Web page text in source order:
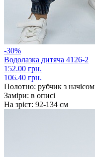
-30%
Водолазка дитяча 4126-2
152.00 грн.
106.40 грн.
Полотно: рубчик з начісом
Заміри: в описі
На зріст: 92-134 см